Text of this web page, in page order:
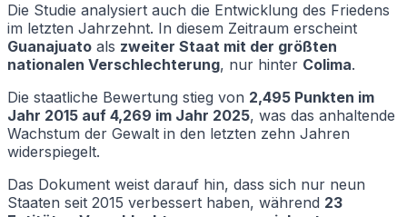
Die Studie analysiert auch die Entwicklung des Friedens
im letzten Jahrzehnt. In diesem Zeitraum erscheint
Guanajuato als zweiter Staat mit der größten
nationalen Verschlechterung, nur hinter Colima.
Die staatliche Bewertung stieg von 2,495 Punkten im
Jahr 2015 auf 4,269 im Jahr 2025, was das anhaltende
Wachstum der Gewalt in den letzten zehn Jahren
widerspiegelt.
Das Dokument weist darauf hin, dass sich nur neun
Staaten seit 2015 verbessert haben, während 23